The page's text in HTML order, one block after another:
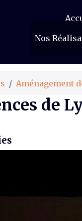
Nos
Aménagement
de